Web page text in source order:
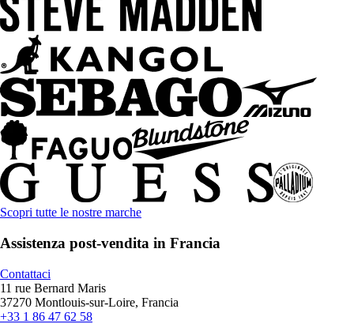
Scopri tutte le nostre marche
Assistenza post-vendita in Francia
Contattaci
11 rue Bernard Maris
37270 Montlouis-sur-Loire, Francia
+33 1 86 47 62 58